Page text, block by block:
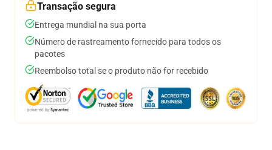
Transação segura
Entrega mundial na sua porta
Número de rastreamento fornecido para todos os
pacotes
Reembolso total se o produto não for recebido